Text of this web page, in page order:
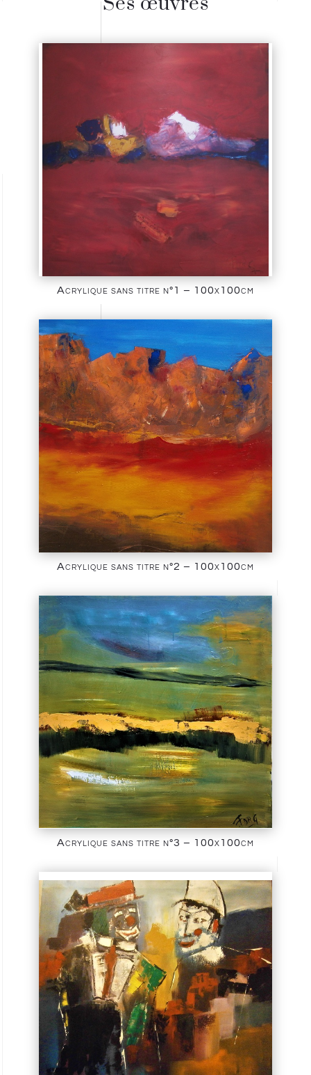
Acrylique sans titre n°1 – 100x100cm
Acrylique sans titre n°2 – 100x100cm
Acrylique sans titre n°3 – 100x100cm